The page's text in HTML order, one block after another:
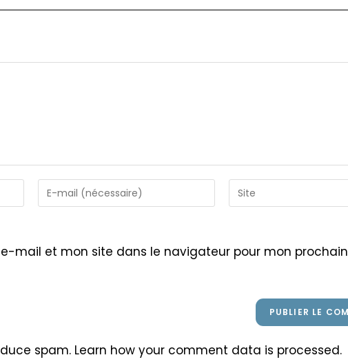
Enter
your
to
Saisir
l’URL
site
mail et mon site dans le navigateur pour mon prochain
spam. Learn how your comment data is processed.